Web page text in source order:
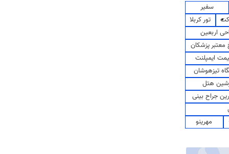
سفیر
تور کربلا
اربعین
پزشکان
ایمپلنت
تیزهوشان
هتل
جراح بینی
مهرینو